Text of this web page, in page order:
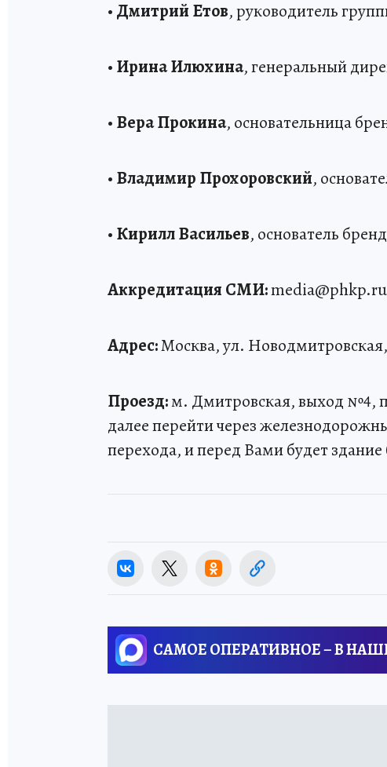
• Дмитрий Етов, руководитель
• Ирина Илюхина, генеральный
• Вера Прокина, основательница
• Владимир Прохоровский,
• Кирилл Васильев, основатель
Аккредитация СМИ:
Адрес:Москва, ул.
Проезд:м. Дмитровская, выход №4,
далее перейти через
перехода, и перед Вами будет
САМОЕ ОПЕРАТИВНОЕ – В